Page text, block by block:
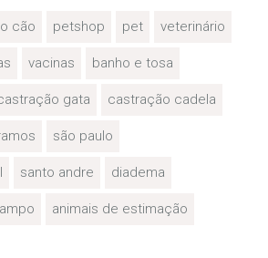
cão petshop pet veterinário
vacinas banho e tosa
gata castração cadela
são paulo
santo andre diadema
animais de estimação